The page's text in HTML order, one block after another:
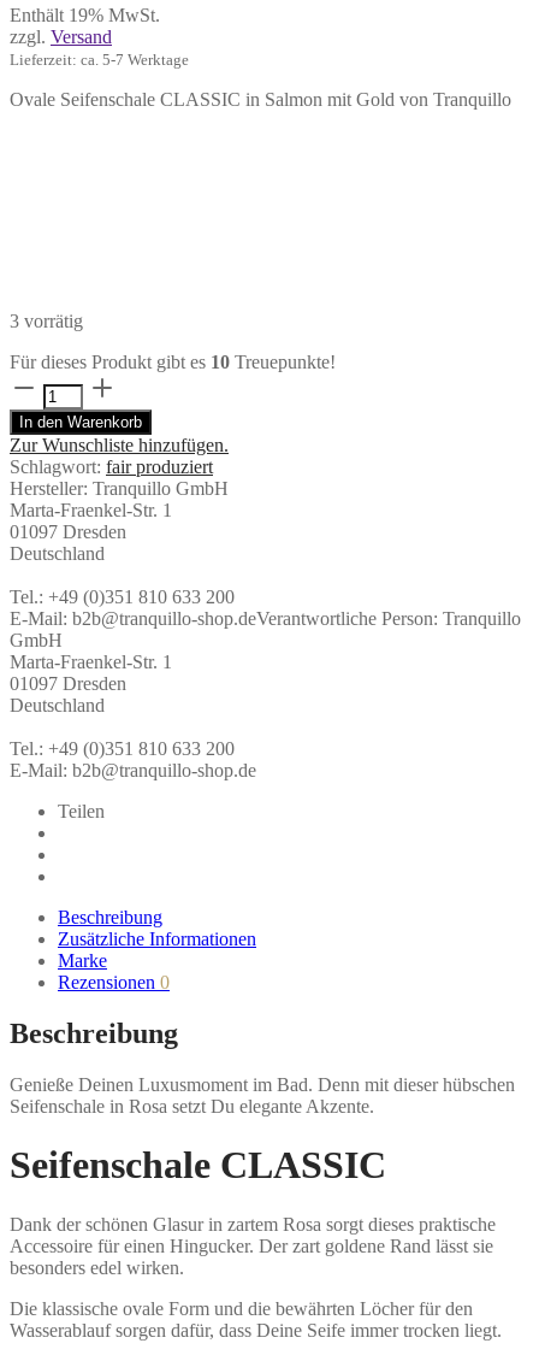
Enthält 19% MwSt.
zzgl. Versand
Lieferzeit: ca. 5-7 Werktage
Ovale Seifenschale CLASSIC in Salmon mit Gold von Tranquillo
3 vorrätig
Für dieses Produkt gibt es 10 Treuepunkte!
Seifenschale
CLASSIC
Salmon
von
Tranquillo
Menge
In den Warenkorb
Zur Wunschliste hinzufügen.
Schlagwort: fair produziert
Hersteller: Tranquillo GmbH
Marta-Fraenkel-Str. 1
01097 Dresden
Deutschland
Tel.: +49 (0)351 810 633 200
E-Mail: b2b@tranquillo-shop.deVerantwortliche Person: Tranquillo
GmbH
Marta-Fraenkel-Str. 1
01097 Dresden
Deutschland
Tel.: +49 (0)351 810 633 200
E-Mail: b2b@tranquillo-shop.de
Teilen
Beschreibung
Zusätzliche Informationen
Marke
Rezensionen 0
Beschreibung
Genieße Deinen Luxusmoment im Bad. Denn mit dieser hübschen
Seifenschale in Rosa setzt Du elegante Akzente.
Seifenschale CLASSIC
Dank der schönen Glasur in zartem Rosa sorgt dieses praktische
Accessoire für einen Hingucker. Der zart goldene Rand lässt sie
besonders edel wirken.
Die klassische ovale Form und die bewährten Löcher für den
Wasserablauf sorgen dafür, dass Deine Seife immer trocken liegt.